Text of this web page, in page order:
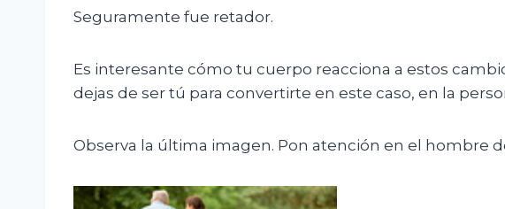
Seguramente fue retador.
Es interesante cómo tu cuerpo reacciona a estos
dejas de ser tú para convertirte en este caso, en la
Observa la última imagen. Pon atención en el hombre